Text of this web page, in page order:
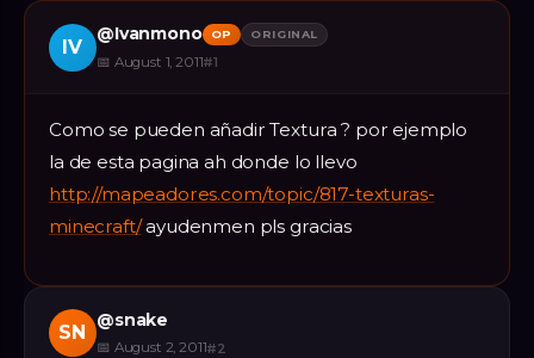
IV
@Ivanmono OP ORIGINAL
📅 August 1, 2011#1
Como se pueden añadir Textura ? por ejemplo
la de esta pagina ah donde lo llevo
http://mapeadores.com/topic/817-texturas-
minecraft/ayudenmen pls gracias
SN
@snake
📅 August 2, 2011#2